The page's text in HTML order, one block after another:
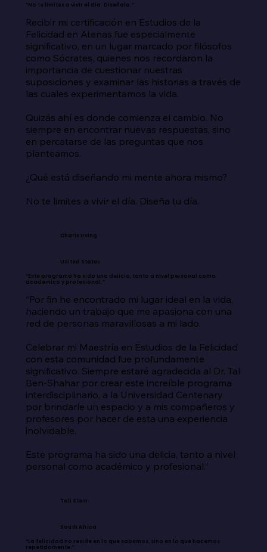
“No te limites a vivir el día. Diseñalo.”
Recibir mi certificación en Estudios de la
Felicidad en Atenas fue especialmente
significativo, en un lugar marcado por filósofos
como Sócrates, quienes nos recordaron la
importancia de cuestionar nuestras
suposiciones y examinar las historias a través de
las cuales experimentamos la vida.
Quizás ahí es donde comienza el cambio. No
siempre en encontrar nuevas respuestas, sino
en percatarse de las preguntas que nos
planteamos.
¿Qué está diseñando mi mente ahora mismo?
No te limites a vivir el día. Diseña tu día.
Charis Irving
United States
“Este programa ha sido una delicia, tanto a nivel personal como
académico y profesional.”
“Por fin he encontrado mi lugar ideal en la vida,
haciendo un trabajo que me apasiona con una
red de personas maravillosas a mi lado.
Celebrar mi Maestría en Estudios de la Felicidad
con esta comunidad fue profundamente
significativo. Siempre estaré agradecida al Dr. Tal
Ben-Shahar por crear este increíble programa
interdisciplinario, a la Universidad Centenary
por brindarle un espacio y a mis compañeros y
profesores por hacer de esta una experiencia
inolvidable.
Este programa ha sido una delicia, tanto a nivel
personal como académico y profesional.”
Tali Stein
South Africa
“La felicidad no reside en lo que sabemos, sino en lo que hacemos
repetidamente.”